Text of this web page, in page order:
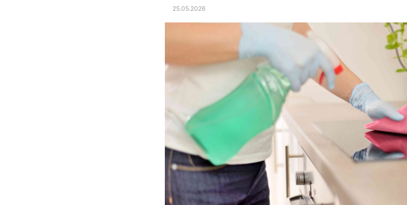
25.05.2026